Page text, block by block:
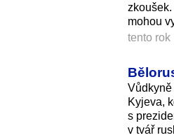
mohou
tento rok
Kyjeva,
s
v tvář